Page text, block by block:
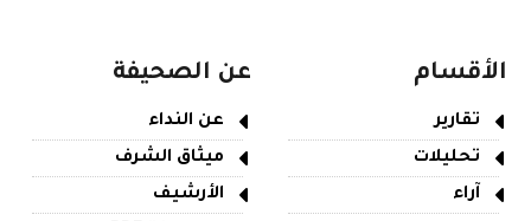
الأقسام
تقارير
تحليلات
آراء
عن الصحيفة
عن النداء
ميثاق الشرف
الأرشيف